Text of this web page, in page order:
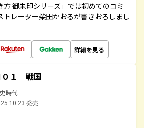
方 御朱印シリーズ」では初めてのコミ
トレーター柴田かおるが書きおろしまし
詳細を見る
０１ 戦国
時代
発売